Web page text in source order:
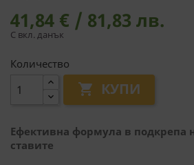
41,84 € / 81,83 лв.
С вкл. данък
Количество
 КУПИ
Ефективна формула в подкрепа
ставите